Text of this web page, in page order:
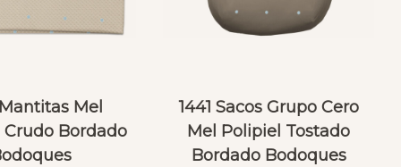
Mel
Crudo Bordado
1441 Sacos Grupo Cero
Mel Polipiel Tostado
Bordado Bodoques